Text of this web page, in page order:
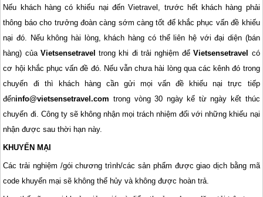
Nếu khách hàng có khiếu nại đến Vietravel, trước hết khách hàng phải
thông báo cho trưởng đoàn càng sớm càng tốt để khắc phục vấn đề khiếu
nại đó. Nếu không hài lòng, khách hàng có thể liên hệ với đại diện (bán
hàng) của Vietsensetravel trong khi đi trải nghiệm đểVietsensetravel
có
cơ hội khắc phục vấn đề đó. Nếu vẫn chưa hài lòng qua các kênh đó trong
chuyến đi thì khách hàng cần gửi mọi vấn đề khiếu nại trực tiếp
đếninfo@vietsensetravel.com trong vòng 30 ngày kể từ ngày kết thúc
chuyến đi. Công ty sẽ không nhận mọi trách nhiệm đối với những khiếu nại
nhận được sau thời hạn này.
KHUYẾN MẠI
Các trải nghiệm /gói chương trình/các sản phẩm được giao dịch bằng mã
code khuyến mại sẽ không thể hủy và không được hoàn trả.